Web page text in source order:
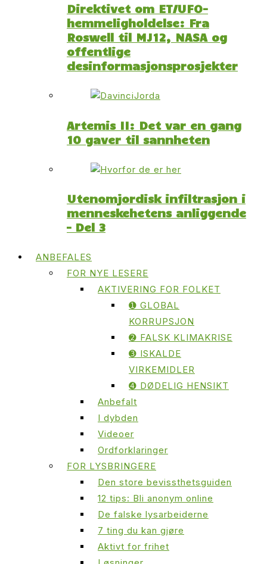
Direktivet om ET/UFO-
hemmeligholdelse: Fra
Roswell til MJ12, NASA og
offentlige
desinformasjonsprosjekter
Artemis II: Det var en gang
10 gaver til sannheten
Utenomjordisk infiltrasjon i
menneskehetens anliggende
– Del 3
ANBEFALES
FOR NYE LESERE
AKTIVERING FOR FOLKET
➊ GLOBAL
KORRUPSJON
➋ FALSK KLIMAKRISE
➌ ISKALDE
VIRKEMIDLER
➍ DØDELIG HENSIKT
Anbefalt
I dybden
Videoer
Ordforklaringer
FOR LYSBRINGERE
Den store bevissthetsguiden
12 tips: Bli anonym online
De falske lysarbeiderne
7 ting du kan gjøre
Aktivt for frihet